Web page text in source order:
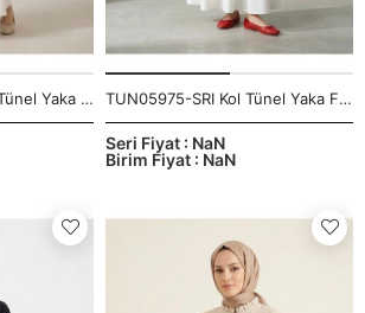
TUN05975-PMB Kol Tünel Yaka Fırfır Tunik-Pembe TUN05975-SRI Kol Tünel Yaka Fırfır Tunik-Sarı
Birim Fiyat : NaN
Seri Fiyat : NaN